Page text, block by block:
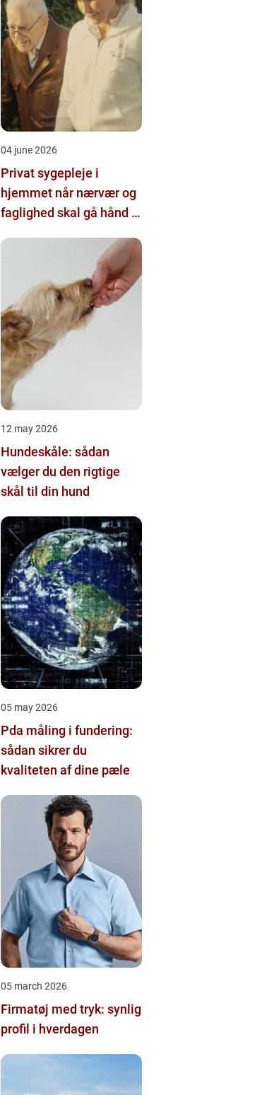
04 june 2026
Privat sygepleje i
hjemmet når nærvær og
faglighed skal gå hånd i
12 may 2026
Hundeskåle: sådan
vælger du den rigtige
skål til din hund
05 may 2026
Pda måling i fundering:
sådan sikrer du
kvaliteten af dine pæle
05 march 2026
Firmatøj med tryk: synlig
profil i hverdagen